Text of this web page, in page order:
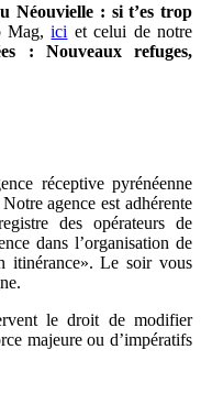
Néouvielle : si t’es trop
Mag,ici et celui de notre
: Nouveaux refuges,
réceptive pyrénéenne
agence est adhérente
des opérateurs de
dans l’organisation de
itinérance». Le soir vous
le droit de modifier
majeure ou d’impératifs